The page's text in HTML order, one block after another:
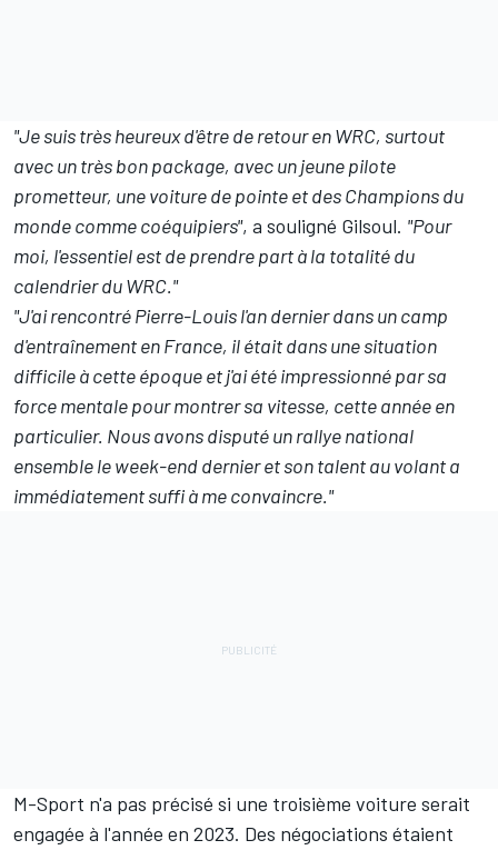
"Je suis très heureux d'être de retour en WRC, surtout
avec un très bon package, avec un jeune pilote
prometteur, une voiture de pointe et des Champions du
monde comme coéquipiers", a souligné Gilsoul. "Pour
moi, l'essentiel est de prendre part à la totalité du
calendrier du WRC."
"J'ai rencontré Pierre-Louis l'an dernier dans un camp
d'entraînement en France, il était dans une situation
difficile à cette époque et j'ai été impressionné par sa
force mentale pour montrer sa vitesse, cette année en
particulier. Nous avons disputé un rallye national
ensemble le week-end dernier et son talent au volant a
immédiatement suffi à me convaincre."
M-Sport n'a pas précisé si une troisième voiture serait
engagée à l'année en 2023. Des négociations étaient